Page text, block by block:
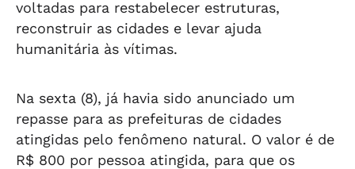
voltadas para restabelecer estruturas,
reconstruir as cidades e levar ajuda
humanitária às vítimas.
Na sexta (8), já havia sido anunciado um
repasse para as prefeituras de cidades
atingidas pelo fenômeno natural. O valor é de
R$ 800 por pessoa atingida, para que os